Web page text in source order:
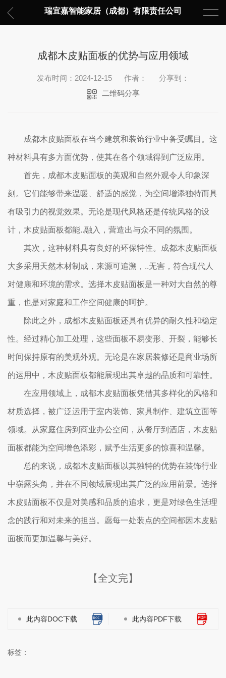
瑞宜嘉智能家居（成都）有限责任公司
成都木皮贴面板的优势与应用领域
发布时间：2024-12-15 作者：
分享到：
二维码分享
成都木皮贴面板在当今建筑和装饰行业中备受瞩目。这
种材料具有多方面优势，使其在各个领域得到广泛应用。
首先，成都木皮贴面板的美观和自然外观令人印象深
刻。它们能够带来温暖、舒适的感觉，为空间增添独特而具
有吸引力的视觉效果。无论是现代风格还是传统风格的设
计，木皮贴面板都能..融入，营造出与众不同的氛围。
其次，这种材料具有良好的环保特性。成都木皮贴面板
大多采用天然木材制成，来源可追溯，..无害，符合现代人
对健康和环境的需求。选择木皮贴面板是一种对大自然的尊
重，也是对家庭和工作空间健康的呵护。
除此之外，成都木皮贴面板还具有优异的耐久性和稳定
性。经过精心加工处理，这些面板不易变形、开裂，能够长
时间保持原有的美观外观。无论是在家居装修还是商业场所
的运用中，木皮贴面板都能展现出其卓越的品质和可靠性。
在应用领域上，成都木皮贴面板凭借其多样化的风格和
材质选择，被广泛运用于室内装饰、家具制作、建筑立面等
领域。从家庭住房到商业办公空间，从餐厅到酒店，木皮贴
面板都能为空间增色添彩，赋予生活更多的惊喜和温馨。
总的来说，成都木皮贴面板以其独特的优势在装饰行业
中崭露头角，并在不同领域展现出其广泛的应用前景。选择
木皮贴面板不仅是对美感和品质的追求，更是对绿色生活理
念的践行和对未来的担当。愿每一处装点的空间都因木皮贴
面板而更加温馨与美好。
【全文完】
此内容DOC下载 此内容PDF下载
标签：